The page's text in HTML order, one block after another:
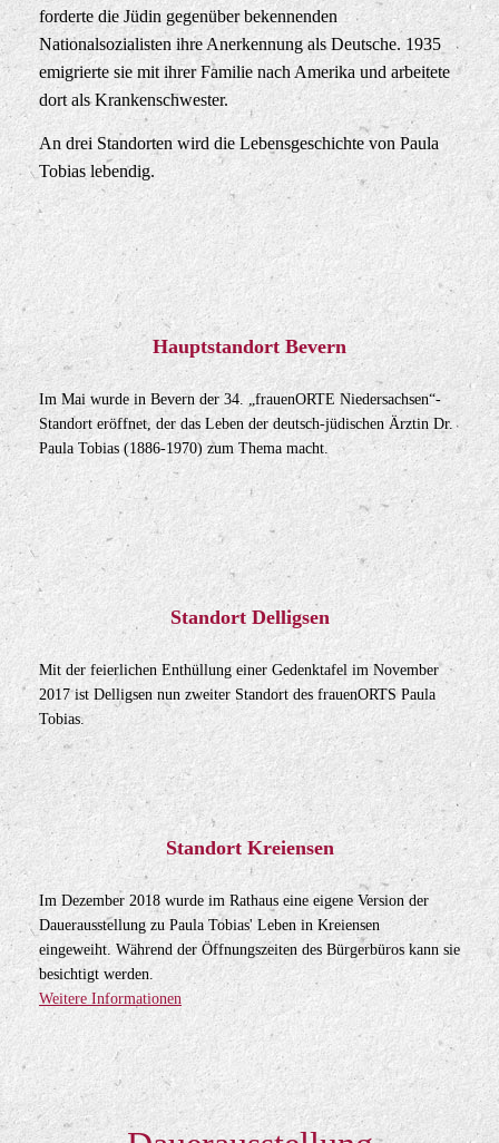
forderte die Jüdin gegenüber bekennenden
Nationalsozialisten ihre Anerkennung als Deutsche. 1935
emigrierte sie mit ihrer Familie nach Amerika und arbeitete
dort als Krankenschwester.
An drei Standorten wird die Lebensgeschichte von Paula
Tobias lebendig.
Hauptstandort Bevern
Im Mai wurde in Bevern der 34. „frauenORTE Niedersachsen“-
Standort eröffnet, der das Leben der deutsch-jüdischen Ärztin Dr.
Paula Tobias (1886-1970) zum Thema macht.
Standort Delligsen
Mit der feierlichen Enthüllung einer Gedenktafel im November
2017 ist Delligsen nun zweiter Standort des frauenORTS Paula
Tobias.
Standort Kreiensen
Im Dezember 2018 wurde im Rathaus eine eigene Version der
Dauerausstellung zu Paula Tobias' Leben in Kreiensen
eingeweiht. Während der Öffnungszeiten des Bürgerbüros kann sie
besichtigt werden.
Weitere Informationen